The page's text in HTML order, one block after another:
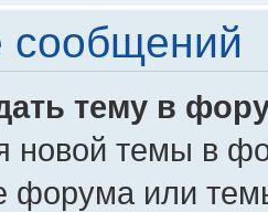
сообщений
тему в
новой темы в
форума или